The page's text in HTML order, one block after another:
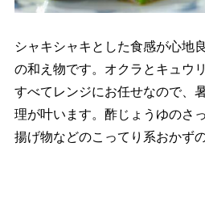
シャキシャキとした食感が心地
の和え物です。オクラとキュウ
すべてレンジにお任せなので、
理が叶います。酢じょうゆのさ
揚げ物などのこってり系おかず